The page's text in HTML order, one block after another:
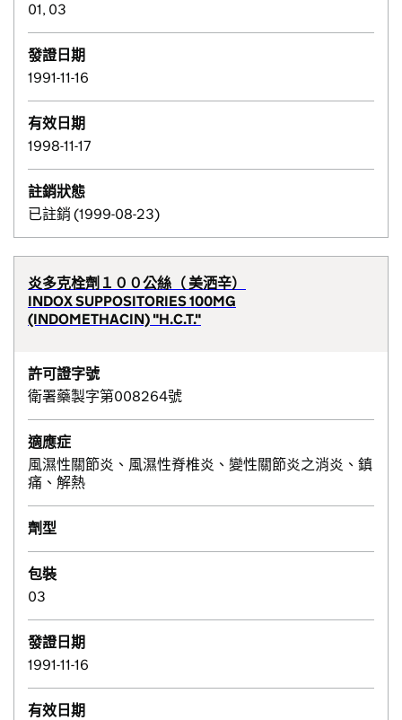
01, 03
發證日期
1991-11-16
有效日期
1998-11-17
註銷狀態
已註銷 (1999-08-23)
炎多克栓劑１００公絲（ 美洒辛）
INDOX SUPPOSITORIES 100MG
(INDOMETHACIN) "H.C.T."
許可證字號
衛署藥製字第008264號
適應症
風濕性關節炎、風濕性脊椎炎、變性關節炎之消炎、鎮
痛、解熱
劑型
包裝
03
發證日期
1991-11-16
有效日期